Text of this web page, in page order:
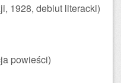
1928, debiut literacki)
powieści)